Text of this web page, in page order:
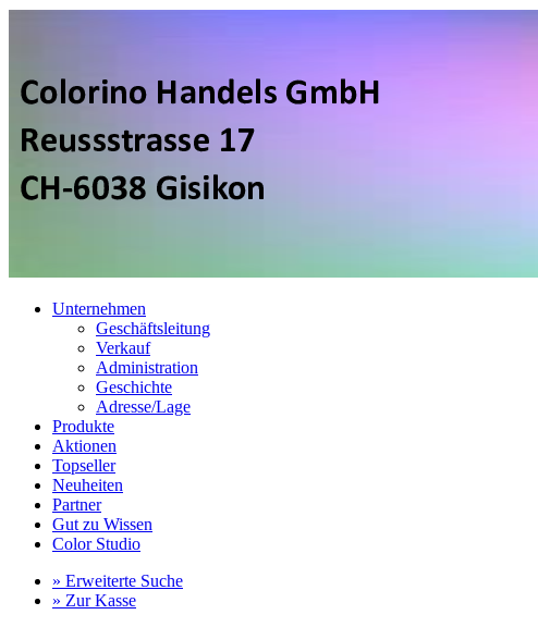
Unternehmen
Geschäftsleitung
Verkauf
Administration
Geschichte
Adresse/Lage
Produkte
Aktionen
Topseller
Neuheiten
Partner
Gut zu Wissen
Color Studio
» Erweiterte Suche
» Zur Kasse